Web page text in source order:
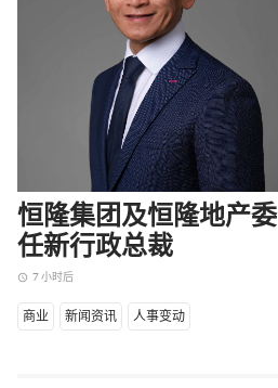
恒隆集团及恒隆地产委
任新行政总裁
access_time 7 小时后
商业 新闻资讯 人事变动